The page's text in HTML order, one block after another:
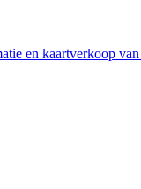
en kaartverkoop